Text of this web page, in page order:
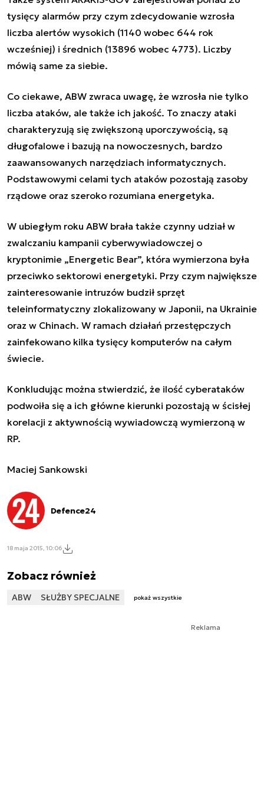
tysięcy alarmów przy czym zdecydowanie wzrosła
liczba alertów wysokich (1140 wobec 644 rok
wcześniej) i średnich (13896 wobec 4773). Liczby
mówią same za siebie.
Co ciekawe, ABW zwraca uwagę, że wzrosła nie tylko
liczba ataków, ale także ich jakość. To znaczy ataki
charakteryzują się zwiększoną uporczywością, są
długofalowe i bazują na nowoczesnych, bardzo
zaawansowanych narzędziach informatycznych.
Podstawowymi celami tych ataków pozostają zasoby
rządowe oraz szeroko rozumiana energetyka.
W ubiegłym roku ABW brała także czynny udział w
zwalczaniu kampanii cyberwywiadowczej o
kryptonimie „Energetic Bear”, która wymierzona była
przeciwko sektorowi energetyki. Przy czym największe
zainteresowanie intruzów budził sprzęt
teleinformatyczny zlokalizowany w Japonii, na Ukrainie
oraz w Chinach. W ramach działań przestępczych
zainfekowano kilka tysięcy komputerów na całym
świecie.
Konkludując można stwierdzić, że ilość cyberataków
podwoiła się a ich główne kierunki pozostają w ścisłej
korelacji z aktywnością wywiadowczą wymierzoną w
RP.
Maciej Sankowski
Defence24
18 maja 2015, 10:06
Zobacz również
ABW SŁUŻBY SPECJALNE pokaż wszystkie
Reklama